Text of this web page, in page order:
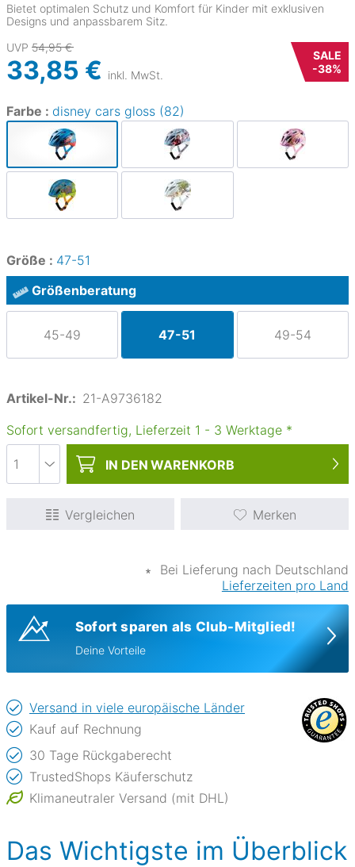
Bietet optimalen Schutz und Komfort für Kinder mit exklusiven
Designs und anpassbarem Sitz.
UVP 54,95 €
33,85 € inkl. MwSt.
SALE
-38%
Farbe : disney cars gloss (82)
Größe : 47-51
Größenberatung
45-49 47-51 49-54
Artikel-Nr.: 21-A9736182
Sofort versandfertig, Lieferzeit 1 - 3 Werktage *
IN DEN WARENKORB
Vergleichen Merken
∗
Bei Lieferung nach Deutschland
Lieferzeiten pro Land
Sofort sparen als Club-Mitglied!
Deine Vorteile
Versand in viele europäische Länder
Kauf auf Rechnung
30 Tage Rückgaberecht
TrustedShops Käuferschutz
Klimaneutraler Versand (mit DHL)
Das Wichtigste im Überblick